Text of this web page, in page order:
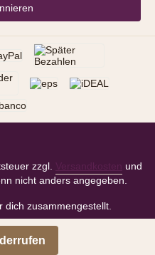
zzgl. Versandkosten
und
nicht anders angegeben.
dich zusammengestellt.